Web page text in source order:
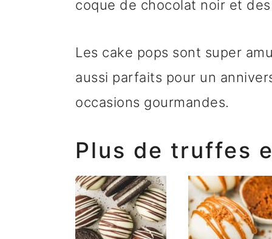
coque de chocolat noir et
Les cake pops sont super
aussi parfaits pour un
occasions gourmandes.
Plus de truffes